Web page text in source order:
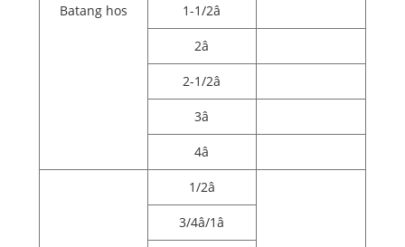
Batang hos 1-1/2â
2â
2-1/2â
3â
4â
1/2â
3/4â/1â